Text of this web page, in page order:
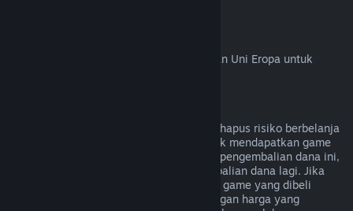
Untuk penjelasan cara kerja hak penarikan Uni Eropa untuk
Pengembalian Dana didesain untuk menghapus risiko berbelanja
game di Steam—bukan sebagai cara untuk mendapatkan game
gratis. Jika kamu menyalahgunakan fitur pengembalian dana ini,
kamu tidak akan bisa menerima pengembalian dana lagi. Jika
kamu meminta pengembalian dana untuk game yang dibeli
sebelum diskon lalu membelinya lagi dengan harga yang